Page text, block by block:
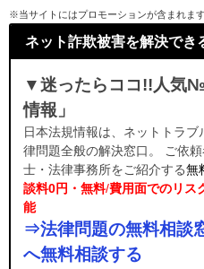
※当サイトにはプロモーションが含まれま
ネット詐欺被害を解決でき
▼迷ったらココ!!人気
情報」
日本法規情報は、ネットトラ
律問題全般の解決窓口。 ご依
士・法律事務所をご紹介する無
談料0円・無料/費用面でのリス
能
⇒法律問題の無料相談
へ無料相談する